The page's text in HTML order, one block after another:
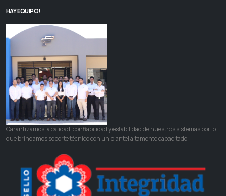
HAY EQUIPO!
Garantizamos la calidad, confiabilidad y estabilidad de nuestros sistemas por lo
que brindamos soporte técnico con un plantel altamente capacitado.